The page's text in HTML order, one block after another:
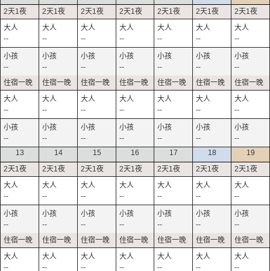
--
--
--
--
--
--
--
--
--
--
--
--
--
--
--
--
--
--
--
--
--
--
--
--
--
--
--
--
13
--
--
--
14
--
--
--
15
--
--
--
16
--
--
--
17
--
--
--
18
--
--
--
19
--
--
--